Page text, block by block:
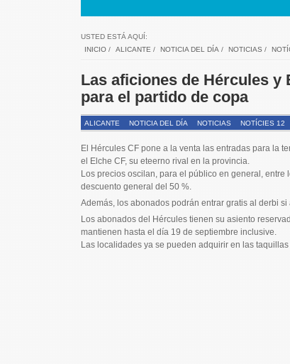
USTED ESTÁ AQUÍ:
INICIO/ ALICANTE / NOTICIA DEL DÍA / NOTICIAS /
Las aficiones de Hércules y
para el partido de copa
ALICANTE NOTICIA DEL DÍA NOTICIAS NOTÍCIES 12
El Hércules CF pone a la venta las entradas para la
el Elche CF, su eteerno rival en la provincia.
Los precios oscilan, para el público en general,
descuento general del 50 %.
Además, los abonados podrán entrar gratis al derbi
Los abonados del Hércules tienen su asiento
mantienen hasta el día 19 de septiembre inclusive.
Las localidades ya se pueden adquirir en las